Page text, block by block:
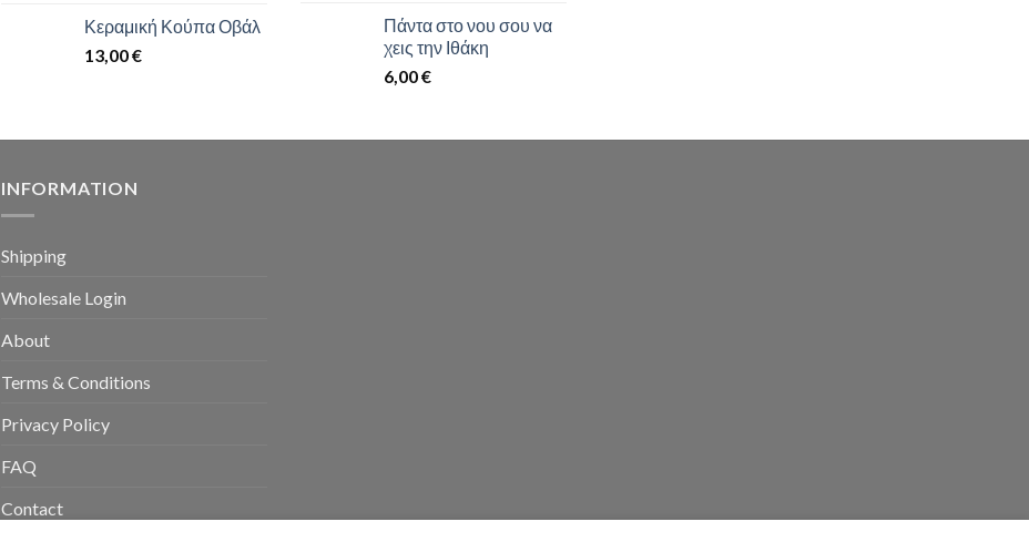
Κεραμική Κούπα Οβάλ
13,00€
Πάντα στο νου σου να
χεις την Ιθάκη
6,00€
INFORMATION
Shipping
Wholesale Login
About
Terms & Conditions
Privacy Policy
FAQ
Contact